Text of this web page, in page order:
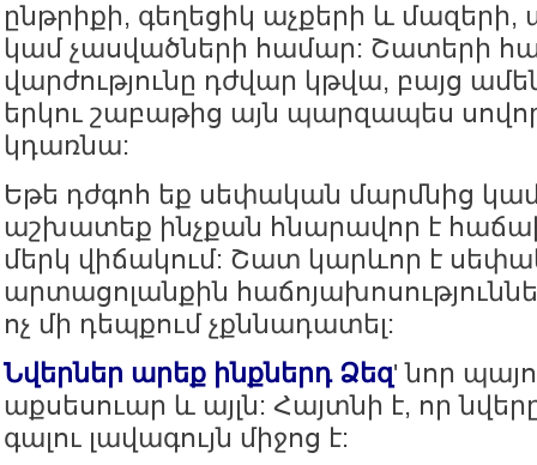
ընթրիքի, գեղեցիկ աչքերի և
կամ չասվածների համար: Շատերի
վարժությունը դժվար կթվա, բայց
երկու շաբաթից այն պարզապես
կդառնա:
Եթե դժգոհ եք սեփական մարմնից
աշխատեք ինչքան հնարավոր է հաճախ
մերկ վիճակում: Շատ կարևոր է
արտացոլանքին
ոչ մի դեպքում չքննադատել:
Նվերներ արեք ինքներդ Ձեզ' նոր
աքսեսուար և այլն: Հայտնի է, որ
գալու լավագույն միջոց է: